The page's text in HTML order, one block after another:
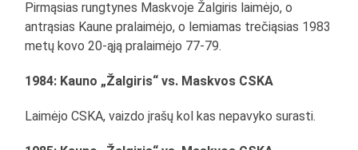
Pirmąsias rungtynes Maskvoje Žalgiris laimėjo, o
antrąsias Kaune pralaimėjo, o lemiamas trečiąsias 1983
metų kovo 20-ąją pralaimėjo 77-79.
1984: Kauno „Žalgiris“ vs. Maskvos CSKA
Laimėjo CSKA, vaizdo įrašų kol kas nepavyko surasti.